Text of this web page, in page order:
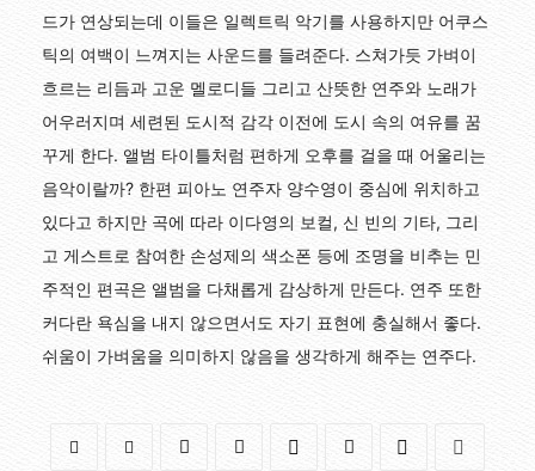
드가 연상되는데 이들은 일렉트릭 악기를 사용하지만 어쿠스
틱의 여백이 느껴지는 사운드를 들려준다. 스쳐가듯 가벼이
흐르는 리듬과 고운 멜로디들 그리고 산뜻한 연주와 노래가
어우러지며 세련된 도시적 감각 이전에 도시 속의 여유를 꿈
꾸게 한다. 앨범 타이틀처럼 편하게 오후를 걸을 때 어울리는
음악이랄까? 한편 피아노 연주자 양수영이 중심에 위치하고
있다고 하지만 곡에 따라 이다영의 보컬, 신 빈의 기타, 그리
고 게스트로 참여한 손성제의 색소폰 등에 조명을 비추는 민
주적인 편곡은 앨범을 다채롭게 감상하게 만든다. 연주 또한
커다란 욕심을 내지 않으면서도 자기 표현에 충실해서 좋다.
쉬움이 가벼움을 의미하지 않음을 생각하게 해주는 연주다.